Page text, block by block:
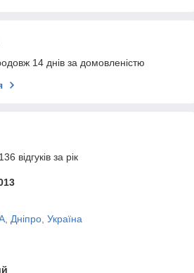
14 днів за домовленістю
відгуків за рік
Дніпро, Україна